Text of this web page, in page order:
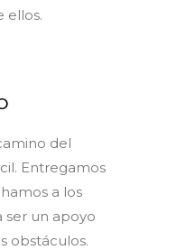
ellos.
del
Entregamos
a los
un apoyo
obstáculos.